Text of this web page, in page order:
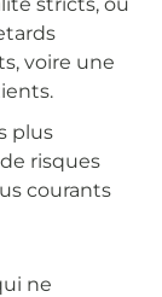
voire une
plus
risques
courants
ne